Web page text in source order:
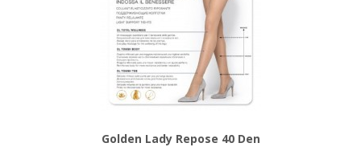
Golden Lady Repose 40 Den